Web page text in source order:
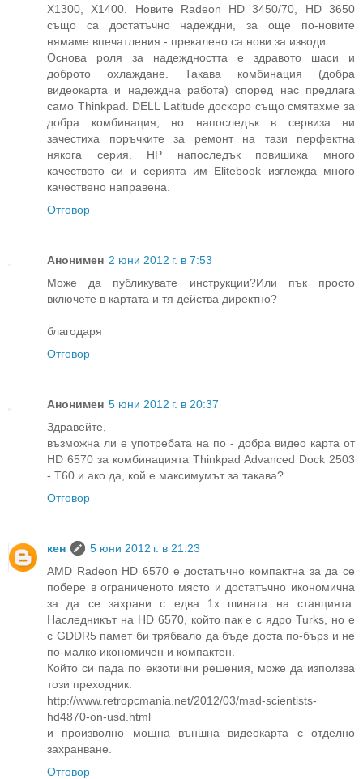
X1300, X1400. Новите Radeon HD 3450/70, HD 3650
също са достатъчно надеждни, за още по-новите
нямаме впечатления - прекалено са нови за изводи.
Основа роля за надеждността е здравото шаси и
доброто охлаждане. Такава комбинация (добра
видеокарта и надеждна работа) според нас предлага
само Thinkpad. DELL Latitude доскоро също смятахме за
добра комбинация, но напоследък в сервиза ни
зачестиха поръчките за ремонт на тази перфектна
някога серия. HP напоследък повишиха много
качеството си и серията им Elitebook изглежда много
качествено направена.
Отговор
Анонимен 2 юни 2012 г. в 7:53
Може да публикувате инструкции?Или пък просто
включете в картата и тя действа директно?
благодаря
Отговор
Анонимен 5 юни 2012 г. в 20:37
Здравейте,
възможна ли е употребата на по - добра видео карта от
HD 6570 за комбинацията Thinkpad Advanced Dock 2503
- Т60 и ако да, кой е максимумът за такава?
Отговор
кен
5 юни 2012 г. в 21:23
AMD Radeon HD 6570 е достатъчно компактна за да се
побере в ограниченото място и достатъчно икономична
за да се захрани с едва 1х шината на станцията.
Наследникът на HD 6570, който пак е с ядро Turks, но е
с GDDR5 памет би трябвало да бъде доста по-бърз и не
по-малко икономичен и компактен.
Който си пада по екзотични решения, може да използва
този преходник:
http://www.retropcmania.net/2012/03/mad-scientists-
hd4870-on-usd.html
и произволно мощна външна видеокарта с отделно
захранване.
Отговор